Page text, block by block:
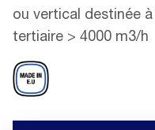
ou vertical destinée
tertiaire > 4000 m3/h